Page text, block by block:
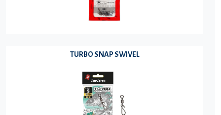
TURBO SNAP SWIVEL